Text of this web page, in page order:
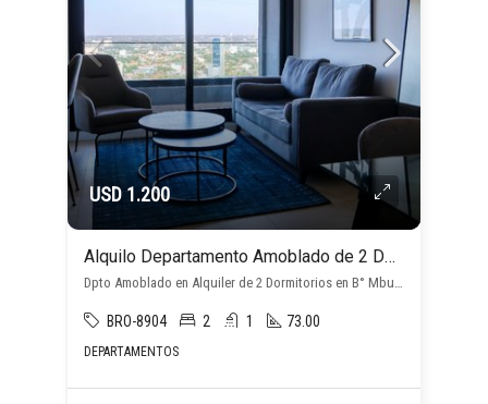
USD 1.200
Alquilo Departamento Amoblado de 2 Dormitorios en Barrio Mburucuyá
Dpto Amoblado en Alquiler de 2 Dormitorios en B° Mburucuya, Mburucuyá, Asunción D.C.
BRO-8904 2 1 73.00
DEPARTAMENTOS